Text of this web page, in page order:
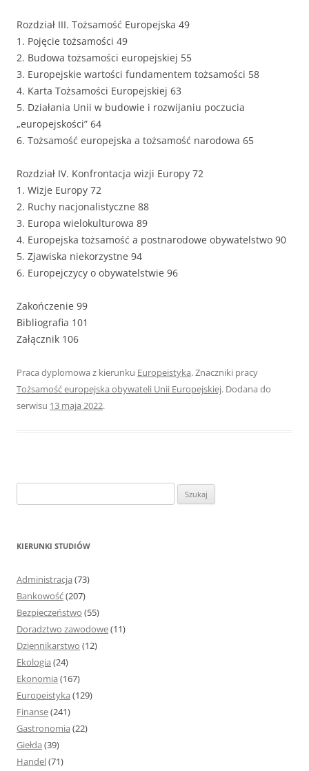
Rozdział III. Tożsamość Europejska 49
1. Pojęcie tożsamości 49
2. Budowa tożsamości europejskiej 55
3. Europejskie wartości fundamentem tożsamości 58
4. Karta Tożsamości Europejskiej 63
5. Działania Unii w budowie i rozwijaniu poczucia
„europejskości” 64
6. Tożsamość europejska a tożsamość narodowa 65
Rozdział IV. Konfrontacja wizji Europy 72
1. Wizje Europy 72
2. Ruchy nacjonalistyczne 88
3. Europa wielokulturowa 89
4. Europejska tożsamość a postnarodowe obywatelstwo 90
5. Zjawiska niekorzystne 94
6. Europejczycy o obywatelstwie 96
Zakończenie 99
Bibliografia 101
Załącznik 106
Praca dyplomowa z kierunku Europeistyka. Znaczniki pracy
Tożsamość europejska obywateli Unii Europejskiej. Dodana do
serwisu 13 maja 2022.
z
KIERUNKI STUDIÓW
Administracja (73)
Bankowość(207)
Bezpieczeństwo (55)
Doradztwo zawodowe(11)
Dziennikarstwo (12)
Ekologia (24)
Ekonomia (167)
Europeistyka (129)
Finanse(241)
Gastronomia (22)
Giełda (39)
Handel(71)